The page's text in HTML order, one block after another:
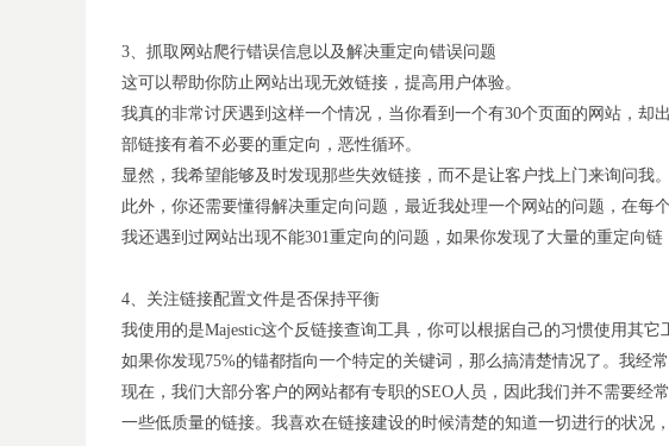
3、抓取网站爬行错误信息以及解决重定向错误问题
这可以帮助你防止网站出现无效链接，提高用户体验。
我真的非常讨厌遇到这样一个情况，当你看到一个有30个页面的网站，
部链接有着不必要的重定向，恶性循环。
显然，我希望能够及时发现那些失效链接，而不是让客户找上门来询问我
此外，你还需要懂得解决重定向问题，最近我处理一个网站的问题，在每
我还遇到过网站出现不能301重定向的问题，如果你发现了大量的重定向链
4、关注链接配置文件是否保持平衡
我使用的是Majestic这个反链接查询工具，你可以根据自己的习惯使用其它
如果你发现75%的锚都指向一个特定的关键词，那么搞清楚情况了。我经
现在，我们大部分客户的网站都有专职的SEO人员，因此我们并不需要
一些低质量的链接。我喜欢在链接建设的时候清楚的知道一切进行的状况